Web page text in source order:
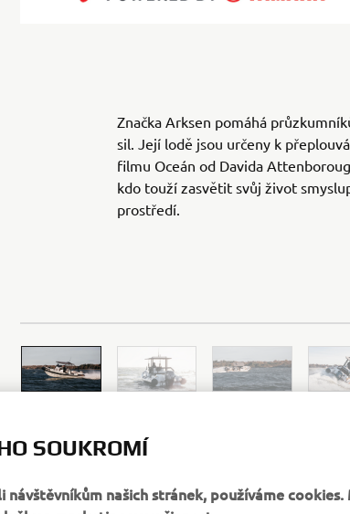
Značka Arksen pomáhá
sil. Její lodě jsou určeny k
filmu Oceán od Davida
kdo touží zasvětit svůj život
prostředí.
OFICIÁLNÍ
SOUKROMÍ
a marketingovou činnost.